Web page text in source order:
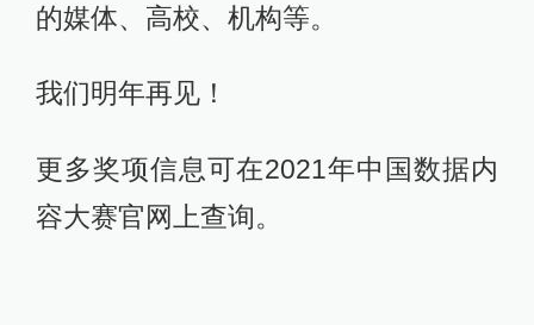
的媒体、高校、机构等。
我们明年再见！
更多奖项信息可在2021年中国数据内
容大赛官网上查询。